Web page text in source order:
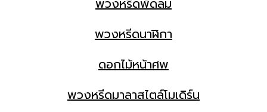
พวงหรีดนาฬิกา
ดอกไม้หน้าศพ
พวงหรีดมาลาสไตล์โมเดิร์น